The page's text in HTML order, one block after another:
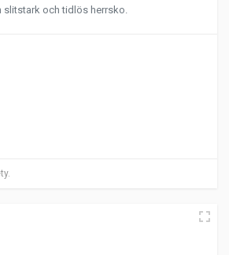
slitstark och tidlös herrsko.